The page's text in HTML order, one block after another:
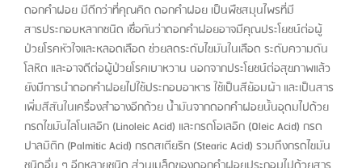
ดอกคำฝอย มีดีกว่าที่คุณคิด ดอกคำฝอย เป็นพืชสมุนไพรที่มี
สารประกอบหลากชนิด เชื่อกันว่าดอกคำฝอยอาจมีคุณประโยชน์ต่อผู้
ป่วยโรคหัวใจและหลอดเลือด ช่วยลดระดับไขมันในเลือด ระดับความดัน
โลหิต และอาจดีต่อผู้ป่วยโรคเบาหวาน นอกจากประโยชน์ต่อสุขภาพแล้ว
ยังมีการนำดอกคำฝอยไปใช้ประกอบอาหาร ใช้เป็นสีย้อมผ้า และเป็นสาร
เพิ่มสีสันในเครื่องสำอางอีกด้วย น้ำมันจากดอกคำฝอยนั้นอุดมไปด้วย
กรดไขมันไลโนเลอิก (Linoleic Acid) และกรดโอเลอิก (Oleic Acid) กรด
ปาลมิติก (Palmitic Acid) กรดสเตียริก (Stearic Acid) รวมถึงกรดไขมัน